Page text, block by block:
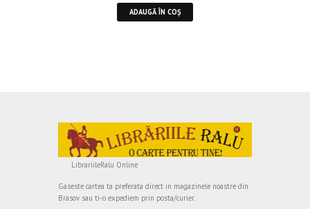
ADAUGĂ ÎN COȘ
LibrariileRalu Online
Gaseste cartea ta preferata direct in magazinele noastre din
Brasov sau ti-o expediem prin posta/curier.